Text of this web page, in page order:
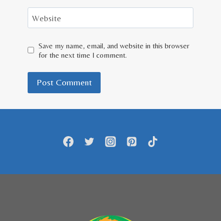
Website
Save my name, email, and website in this browser
for the next time I comment.